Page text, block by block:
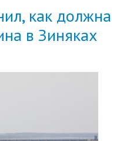
как должна
в Зиняках